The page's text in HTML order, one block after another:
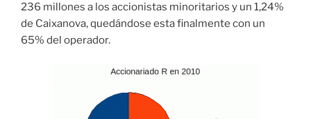
236 millones a los accionistas minoritarios y un 1,24%
de Caixanova, quedándose esta finalmente con un
65% del operador.